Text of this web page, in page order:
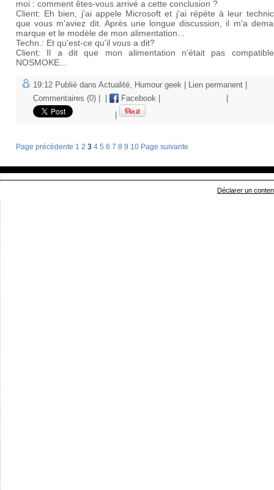
moi : comment êtes-vous arrivé a cette conclusion ?
Client: Eh bien, j'ai appele Microsoft et j'ai répéte à leur
que vous m'aviez dit. Après une longue discussion, il m'a
marque et le modèle de mon alimentation...
Techn.: Et qu'est-ce qu'il vous a dit?
Client: Il a dit que mon alimentation n'était pas
NOSMOKE...
19:12 Publié dans Actualité, Humour geek Lien permanent
Commentaires (0)
Facebook
Page précédente 1 2 3 4 5 6 7 8 9 10 Page suivante
Déclarer un